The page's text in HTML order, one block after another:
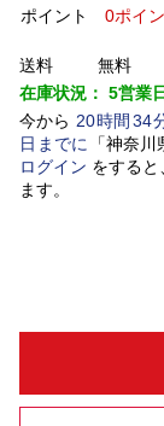
ポイント
0ポイ
送料
無料
在庫状況： 5営業日
今から 20時間 34
日 までに 「神奈川
ログイン をする
ます。